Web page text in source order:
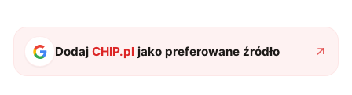
DodajCHIP.pl jako preferowane źródło